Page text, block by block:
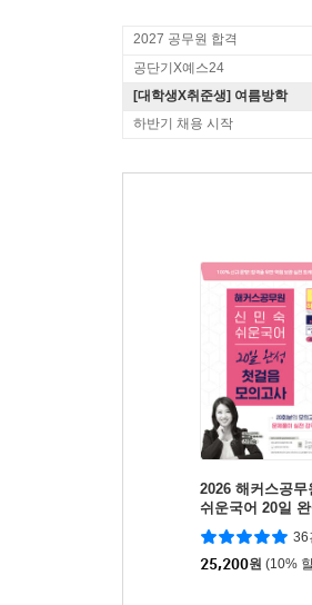
2027 공무원 합격
공단기X예스24
[대학생X취준생] 여름방학
하반기 채용 시작
2026 해커스공무
쉬운국어 20일
음 모의고사 (9급
36
25,200원 (10%